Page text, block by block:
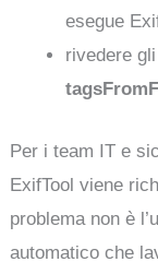
esegue
rivedere
Per i team IT e
ExifTool viene
problema non è
automatico che